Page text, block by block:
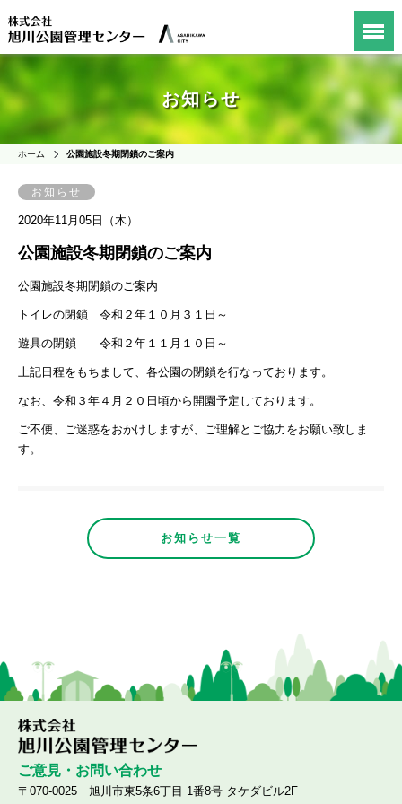
お知らせ
ホーム 公園施設冬期閉鎖のご案内
お知らせ
2020年11月05日（木）
公園施設冬期閉鎖のご案内
公園施設冬期閉鎖のご案内
トイレの閉鎖 令和２年１０月３１日～
遊具の閉鎖 令和２年１１月１０日～
上記日程をもちまして、各公園の閉鎖を行なっております。
なお、令和３年４月２０日頃から開園予定しております。
ご不便、ご迷惑をおかけしますが、ご理解とご協力をお願い致しま
す。
お知らせ一覧
ご意見・お問い合わせ
〒070-0025 旭川市東5条6丁目 1番8号 タケダビル2F